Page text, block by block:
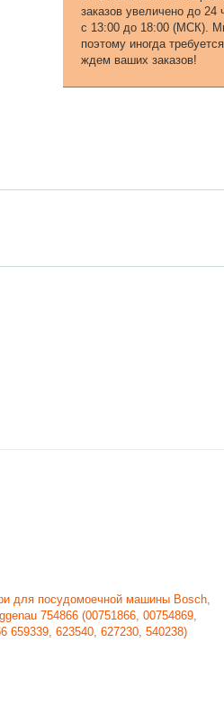
заказов увеличено до
с 13:00 до 18:00 (МСК).
поэтому иногда
ждем ваших заказов!